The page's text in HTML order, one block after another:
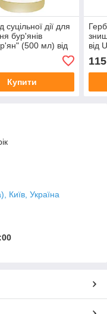
суцільної дії для
бур'янів
(500 мл) від
Купити
від
115
Київ, Україна